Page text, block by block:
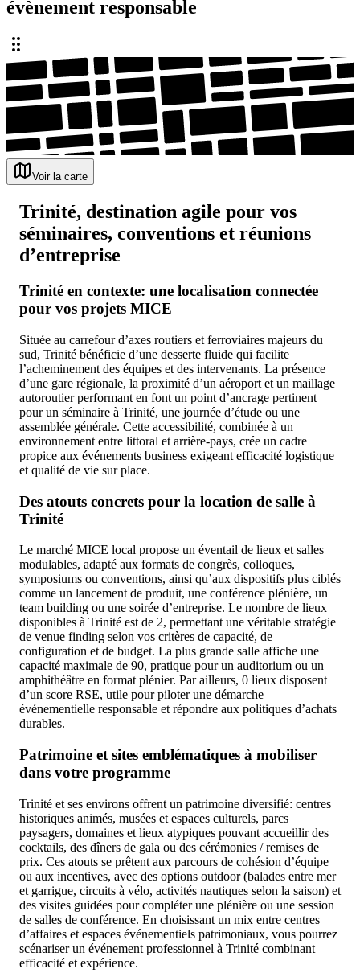
évènement responsable
Voir la carte
Trinité, destination agile pour vos
séminaires, conventions et réunions
d’entreprise
Trinité en contexte: une localisation connectée
pour vos projets MICE
Située au carrefour d’axes routiers et ferroviaires majeurs du
sud, Trinité bénéficie d’une desserte fluide qui facilite
l’acheminement des équipes et des intervenants. La présence
d’une gare régionale, la proximité d’un aéroport et un maillage
autoroutier performant en font un point d’ancrage pertinent
pour un séminaire à Trinité, une journée d’étude ou une
assemblée générale. Cette accessibilité, combinée à un
environnement entre littoral et arrière-pays, crée un cadre
propice aux événements business exigeant efficacité logistique
et qualité de vie sur place.
Des atouts concrets pour la location de salle à
Trinité
Le marché MICE local propose un éventail de lieux et salles
modulables, adapté aux formats de congrès, colloques,
symposiums ou conventions, ainsi qu’aux dispositifs plus ciblés
comme un lancement de produit, une conférence plénière, un
team building ou une soirée d’entreprise. Le nombre de lieux
disponibles à Trinité est de 2, permettant une véritable stratégie
de venue finding selon vos critères de capacité, de
configuration et de budget. La plus grande salle affiche une
capacité maximale de 90, pratique pour un auditorium ou un
amphithéâtre en format plénier. Par ailleurs, 0 lieux disposent
d’un score RSE, utile pour piloter une démarche
événementielle responsable et répondre aux politiques d’achats
durables.
Patrimoine et sites emblématiques à mobiliser
dans votre programme
Trinité et ses environs offrent un patrimoine diversifié: centres
historiques animés, musées et espaces culturels, parcs
paysagers, domaines et lieux atypiques pouvant accueillir des
cocktails, des dîners de gala ou des cérémonies / remises de
prix. Ces atouts se prêtent aux parcours de cohésion d’équipe
ou aux incentives, avec des options outdoor (balades entre mer
et garrigue, circuits à vélo, activités nautiques selon la saison) et
des visites guidées pour compléter une plénière ou une session
de salles de conférence. En choisissant un mix entre centres
d’affaires et espaces événementiels patrimoniaux, vous pourrez
scénariser un événement professionnel à Trinité combinant
efficacité et expérience.